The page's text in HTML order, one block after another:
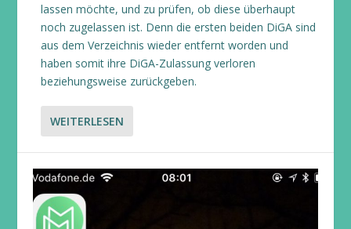
lassen möchte, und zu prüfen, ob diese überhaupt
noch zugelassen ist. Denn die ersten beiden DiGA sind
aus dem Verzeichnis wieder entfernt worden und
haben somit ihre DiGA-Zulassung verloren
beziehungsweise zurückgeben.
WEITERLESEN